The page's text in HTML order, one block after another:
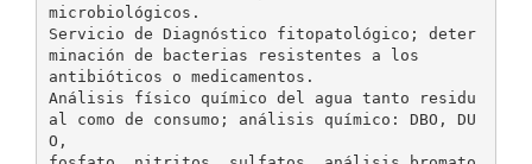
microbiológicos.
Servicio de Diagnóstico fitopatológico; deter
minación de bacterias resistentes a los
antibióticos o medicamentos.
Análisis físico químico del agua tanto residu
al como de consumo; análisis químico: DBO, DU
O,